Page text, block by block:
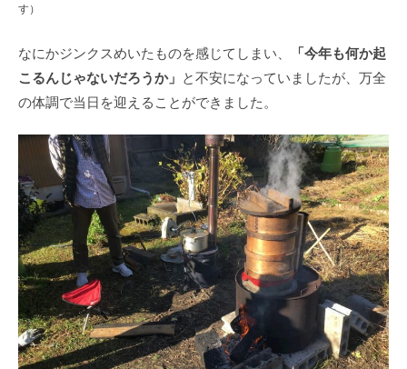
す）
なにかジンクスめいたものを感じてしまい、
「今年も何か起
こるんじゃないだろうか」 と不安になっていましたが、万全
の体調で当日を迎えることができました。